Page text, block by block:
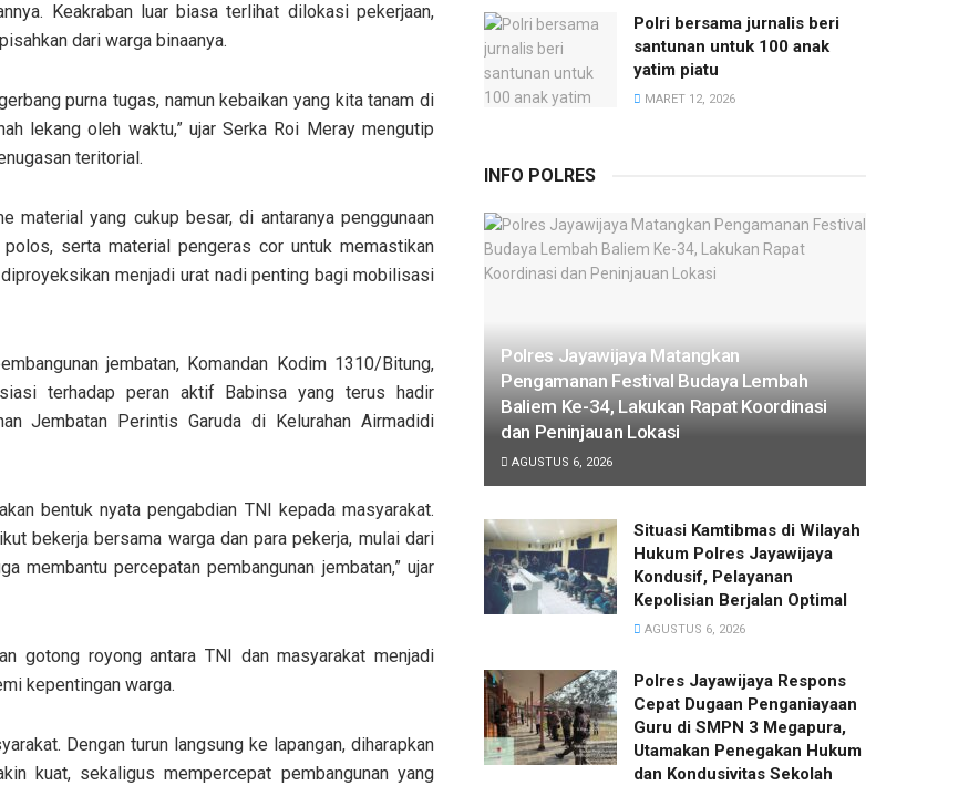
Keakraban luar biasa terlihat dilokasi pekerjaan,
dari warga binaanya.
purna tugas, namun kebaikan yang kita tanam di
lekang oleh waktu,” ujar Serka Roi Meray mengutip
teritorial.
material yang cukup besar, di antaranya penggunaan
serta material pengeras cor untuk memastikan
menjadi urat nadi penting bagi mobilisasi
jembatan, Komandan Kodim 1310/Bitung,
terhadap peran aktif Babinsa yang terus hadir
Jembatan Perintis Garuda di Kelurahan Airmadidi
bentuk nyata pengabdian TNI kepada masyarakat.
bekerja bersama warga dan para pekerja, mulai dari
membantu percepatan pembangunan jembatan,” ujar
gotong royong antara TNI dan masyarakat menjadi
kepentingan warga.
Dengan turun langsung ke lapangan, diharapkan
kuat, sekaligus mempercepat pembangunan yang
Polri bersama jurnalis beri
santunan untuk 100 anak
yatim piatu
MARET 12, 2026
INFO POLRES
Polres Jayawijaya Matangkan
Pengamanan Festival Budaya Lembah
Baliem Ke-34, Lakukan Rapat Koordinasi
dan Peninjauan Lokasi
AGUSTUS 6, 2026
Situasi Kamtibmas di Wilayah
Hukum Polres Jayawijaya
Kondusif, Pelayanan
Kepolisian Berjalan Optimal
AGUSTUS 6, 2026
Polres Jayawijaya Respons
Cepat Dugaan Penganiayaan
Guru di SMPN 3 Megapura,
Utamakan Penegakan Hukum
dan Kondusivitas Sekolah